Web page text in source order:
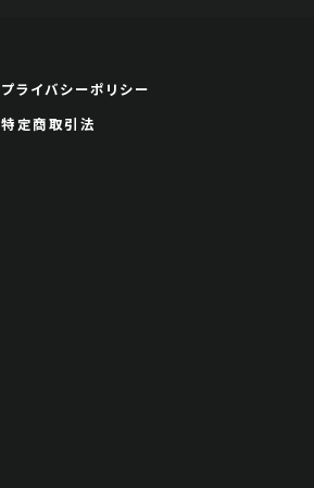
プライバシーポリシー
特定商取引法